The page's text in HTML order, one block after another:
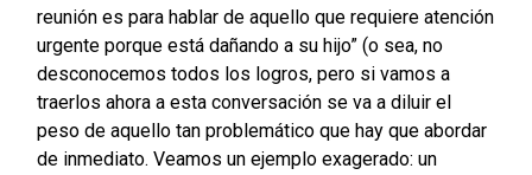
reunión es para hablar de aquello que requiere atención
urgente porque está dañando a su hijo” (o sea, no
desconocemos todos los logros, pero si vamos a
traerlos ahora a esta conversación se va a diluir el
peso de aquello tan problemático que hay que abordar
de inmediato. Veamos un ejemplo exagerado: un